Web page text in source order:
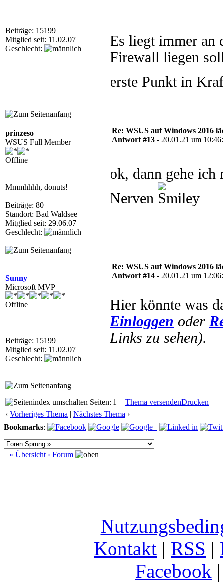
Beiträge: 15199
Mitglied seit: 11.02.07
Geschlecht:
Es liegt immer an
Firewall liegen
erste Punkt in
prinzeso
WSUS Full Member
Offline
Mmmhhhh, donuts!
Beiträge: 80
Standort: Bad Waldsee
Mitglied seit: 29.06.07
Geschlecht:
Re: WSUS auf Windows 2016
Antwort #13 - 20.01.21 um
ok, dann gehe ich
Nerven
Sunny
Microsoft MVP
Offline
Beiträge: 15199
Mitglied seit: 11.02.07
Geschlecht:
Re: WSUS auf Windows 2016
Antwort #14 - 20.01.21 um
Hier könnte was
Einloggen oder
Links zu sehen).
Seiten: 1 Thema versendenDrucken
‹ Vorheriges Thema | Nächstes Thema ›
Bookmarks:
« Übersicht ‹ Forum
Kontakt | RSS |
Facebook